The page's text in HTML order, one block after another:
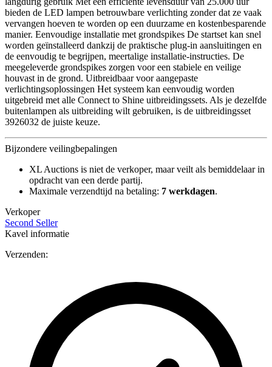
bieden de LED lampen betrouwbare verlichting zonder dat ze vaak
vervangen hoeven te worden op een duurzame en kostenbesparende
manier. Eenvoudige installatie met grondspikes De startset kan snel
worden geïnstalleerd dankzij de praktische plug-in aansluitingen en
de eenvoudig te begrijpen, meertalige installatie-instructies. De
meegeleverde grondspikes zorgen voor een stabiele en veilige
houvast in de grond. Uitbreidbaar voor aangepaste
verlichtingsoplossingen Het systeem kan eenvoudig worden
uitgebreid met alle Connect to Shine uitbreidingssets. Als je dezelfde
buitenlampen als uitbreiding wilt gebruiken, is de uitbreidingsset
3926032 de juiste keuze.
Bijzondere veilingbepalingen
XL Auctions is niet de verkoper, maar veilt als bemiddelaar in
opdracht van een derde partij.
Maximale verzendtijd na betaling: 7 werkdagen.
Verkoper
Second Seller
Kavel informatie
Verzenden: